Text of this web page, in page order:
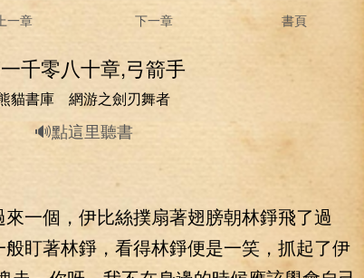
一章 下一章 書頁
千零八十章,弓箭手
貓書庫 網游之劍刃舞者
🔊點這里聽書
個，伊比絲撲扇著翅膀朝林錚飛了過
盯著林錚，看得林錚便是一笑，抓起了伊